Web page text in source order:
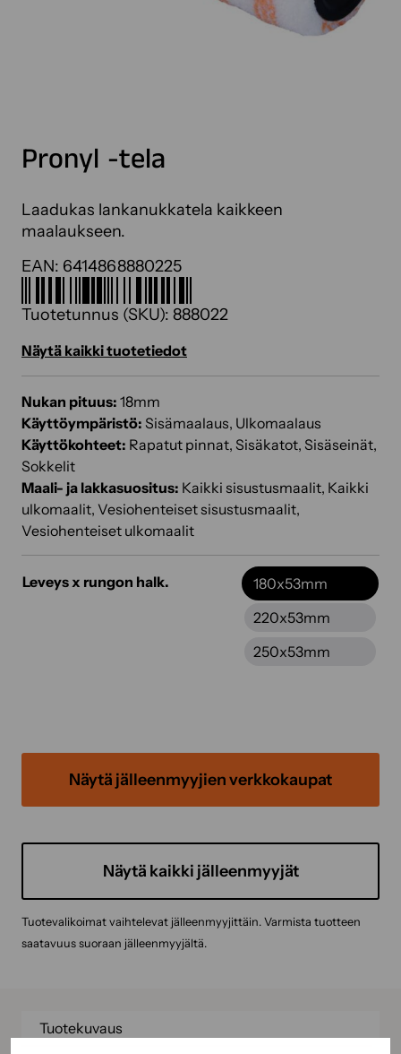
Pronyl -tela
Laadukas lankanukkatela kaikkeen
maalaukseen.
EAN: 6414868880225
Tuotetunnus (SKU): 888022
Näytä kaikki tuotetiedot
Nukan pituus: 18mm
Käyttöympäristö: Sisämaalaus, Ulkomaalaus
Käyttökohteet: Rapatut pinnat, Sisäkatot, Sisäseinät,
Sokkelit
Maali- ja lakkasuositus: Kaikki sisustusmaalit, Kaikki
ulkomaalit, Vesiohenteiset sisustusmaalit,
Vesiohenteiset ulkomaalit
Leveys x rungon halk.
180x53mm
220x53mm
250x53mm
Näytä jälleenmyyjien verkkokaupat
Näytä kaikki jälleenmyyjät
Tuotevalikoimat vaihtelevat jälleenmyyjittäin. Varmista tuotteen
saatavuus suoraan jälleenmyyjältä.
Tuotekuvaus